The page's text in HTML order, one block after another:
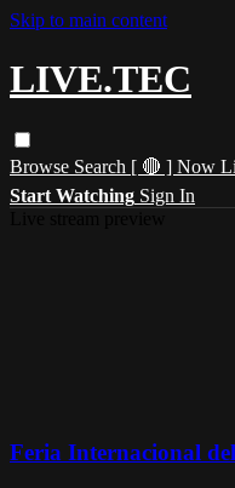
Skip to main content
LIVE.TEC
Browse Search [ 🔴 ] Now
Start Watching Sign In
Feria Internacional